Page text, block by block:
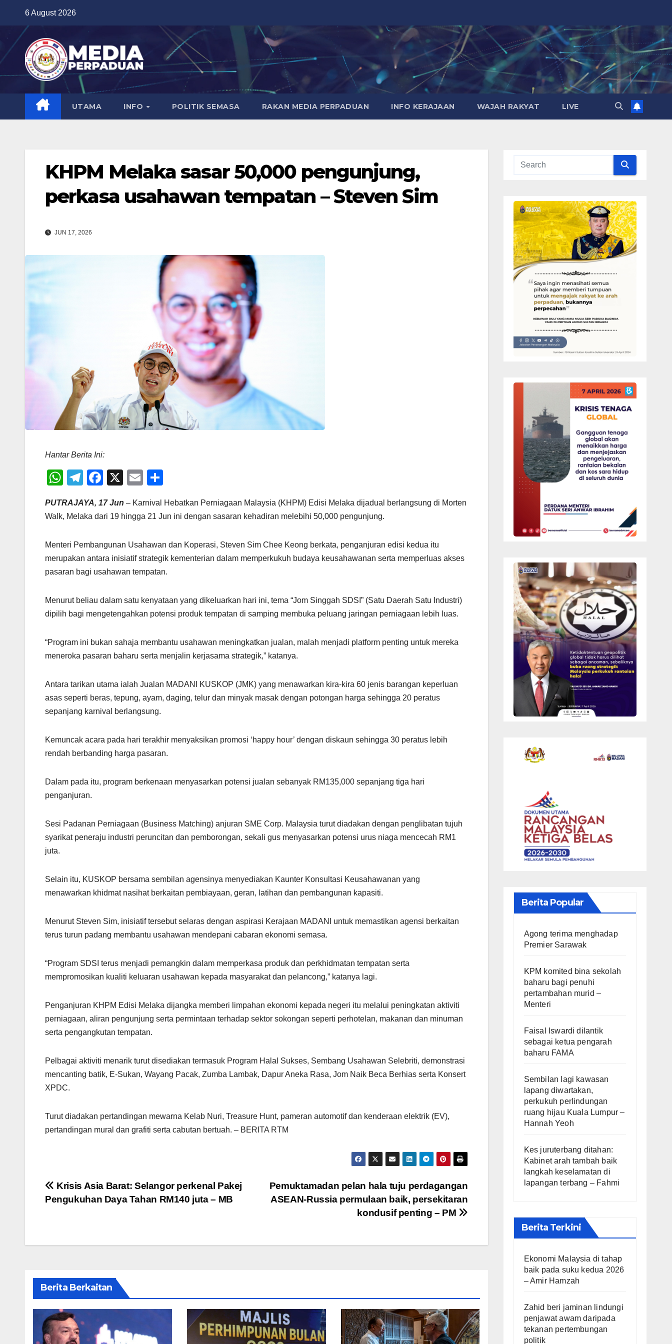
content
6 August 2026
UTAMA INFO POLITIK SEMASA RAKAN MEDIA PERPADUAN INFO KERAJAAN WAJAH RAKYAT LIVE
KHPM Melaka sasar 50,000 pengunjung,
perkasa usahawan tempatan – Steven Sim
JUN 17, 2026
Hantar Berita Ini:
W
at
s
A
p
p
T
e
a
m
F
c
b
o
o
X
E
ail ar
PUTRAJAYA, 17 Jun – Karnival Hebatkan Perniagaan Malaysia (KHPM) Edisi Melaka dijadual berlangsung di Morten
Walk, Melaka dari 19 hingga 21 Jun ini dengan sasaran kehadiran melebihi 50,000 pengunjung.
Menteri Pembangunan Usahawan dan Koperasi, Steven Sim Chee Keong berkata, penganjuran edisi kedua itu
merupakan antara inisiatif strategik kementerian dalam memperkukuh budaya keusahawanan serta memperluas akses
pasaran bagi usahawan tempatan.
Menurut beliau dalam satu kenyataan yang dikeluarkan hari ini, tema “Jom Singgah SDSI” (Satu Daerah Satu Industri)
dipilih bagi mengetengahkan potensi produk tempatan di samping membuka peluang jaringan perniagaan lebih luas.
“Program ini bukan sahaja membantu usahawan meningkatkan jualan, malah menjadi platform penting untuk mereka
meneroka pasaran baharu serta menjalin kerjasama strategik,” katanya.
Antara tarikan utama ialah Jualan MADANI KUSKOP (JMK) yang menawarkan kira-kira 60 jenis barangan keperluan
asas seperti beras, tepung, ayam, daging, telur dan minyak masak dengan potongan harga sehingga 20 peratus
sepanjang karnival berlangsung.
Kemuncak acara pada hari terakhir menyaksikan promosi ‘happy hour’ dengan diskaun sehingga 30 peratus lebih
rendah berbanding harga pasaran.
Dalam pada itu, program berkenaan menyasarkan potensi jualan sebanyak RM135,000 sepanjang tiga hari
penganjuran.
Sesi Padanan Perniagaan (Business Matching) anjuran SME Corp. Malaysia turut diadakan dengan penglibatan tujuh
syarikat peneraju industri peruncitan dan pemborongan, sekali gus menyasarkan potensi urus niaga mencecah RM1
juta.
Selain itu, KUSKOP bersama sembilan agensinya menyediakan Kaunter Konsultasi Keusahawanan yang
menawarkan khidmat nasihat berkaitan pembiayaan, geran, latihan dan pembangunan kapasiti.
Menurut Steven Sim, inisiatif tersebut selaras dengan aspirasi Kerajaan MADANI untuk memastikan agensi berkaitan
terus turun padang membantu usahawan mendepani cabaran ekonomi semasa.
“Program SDSI terus menjadi pemangkin dalam memperkasa produk dan perkhidmatan tempatan serta
mempromosikan kualiti keluaran usahawan kepada masyarakat dan pelancong,” katanya lagi.
Penganjuran KHPM Edisi Melaka dijangka memberi limpahan ekonomi kepada negeri itu melalui peningkatan aktiviti
perniagaan, aliran pengunjung serta permintaan terhadap sektor sokongan seperti perhotelan, makanan dan minuman
serta pengangkutan tempatan.
Pelbagai aktiviti menarik turut disediakan termasuk Program Halal Sukses, Sembang Usahawan Selebriti, demonstrasi
mencanting batik, E-Sukan, Wayang Pacak, Zumba Lambak, Dapur Aneka Rasa, Jom Naik Beca Berhias serta Konsert
XPDC.
Turut diadakan pertandingan mewarna Kelab Nuri, Treasure Hunt, pameran automotif dan kenderaan elektrik (EV),
pertandingan mural dan grafiti serta cabutan bertuah. – BERITA RTM
Post
navigation
Pemuktamadan pelan hala tuju perdagangan
ASEAN-Russia permulaan baik, persekitaran
kondusif penting – PM
Krisis Asia Barat: Selangor perkenal Pakej
Pengukuhan Daya Tahan RM140 juta – MB
Berita Berkaitan
Berita Popular
Agong terima menghadap
Premier Sarawak
KPM komited bina sekolah
baharu bagi penuhi
pertambahan murid –
Menteri
Faisal Iswardi dilantik
sebagai ketua pengarah
baharu FAMA
Sembilan lagi kawasan
lapang diwartakan,
perkukuh perlindungan
ruang hijau Kuala Lumpur –
Hannah Yeoh
Kes juruterbang ditahan:
Kabinet arah tambah baik
langkah keselamatan di
lapangan terbang – Fahmi
Berita Terkini
Ekonomi Malaysia di tahap
baik pada suku kedua 2026
– Amir Hamzah
Zahid beri jaminan lindungi
penjawat awam daripada
tekanan pertembungan
politik